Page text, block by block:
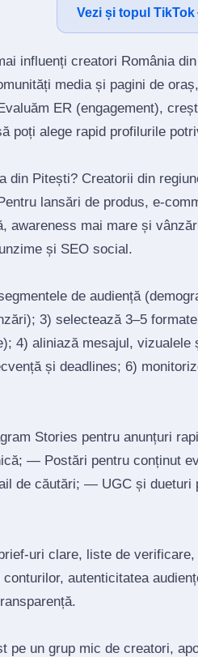
Vezi și topul TikTok
influenți creatori România
media și pagini de
ER (engagement),
poți alege rapid profilurile
din Pitești? Creatorii din
lansări de produs,
awareness mai mare și
și SEO social.
de audiență
3) selectează 3–5
4) aliniază mesajul,
și deadlines; 6)
Stories pentru anunțuri
— Postări pentru conținut
de căutări; — UGC și
clare, liste de
autenticitatea
pe un grup mic de creatori,